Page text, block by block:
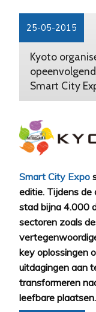
25-05-2015
Kyoto
Smart City
Smart City Expo
editie. Tijdens de
stad bijna 4.000
sectoren zoals
key oplossingen
uitdagingen aan
transformeren
leefbare plaatsen.